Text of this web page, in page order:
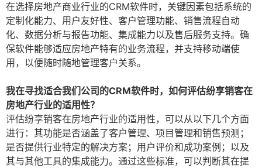
在选择房地产商业行业的CRM软件时，关键因素包括系统的
定制化能力、用户友好性、客户管理功能、销售流程自动
化、数据分析与报告功能、集成能力以及售后服务支持。确
保软件能够适应房地产特有的业务流程，并支持移动端使
用，以便随时随地管理客户关系。
我在寻找适合我们公司的CRM软件时，如何评估纷享销客在
房地产行业的适用性？
评估纷享销客在房地产行业的适用性，可以从以下几个方面
进行：其功能是否涵盖了客户管理、项目管理和销售预测；
是否提供行业特定的解决方案；用户评价和成功案例；以及
其与其他工具的集成能力。通过这些标准，可以判断其在提